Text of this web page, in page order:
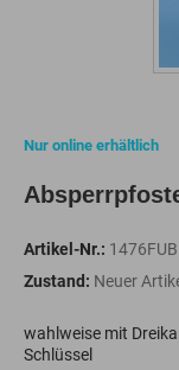
Nur online erhältlich
Artikel-Nr.: 1476FUB
Zustand: Neuer
wahlweise mit
Schlüssel